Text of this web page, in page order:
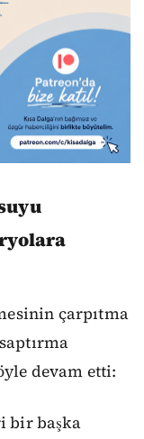
çarpıtma
devam etti:
bir başka